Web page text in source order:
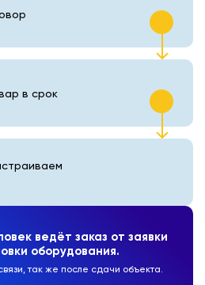
ведёт заказ от заявки
оборудования.
так же после сдачи объекта.
в срок